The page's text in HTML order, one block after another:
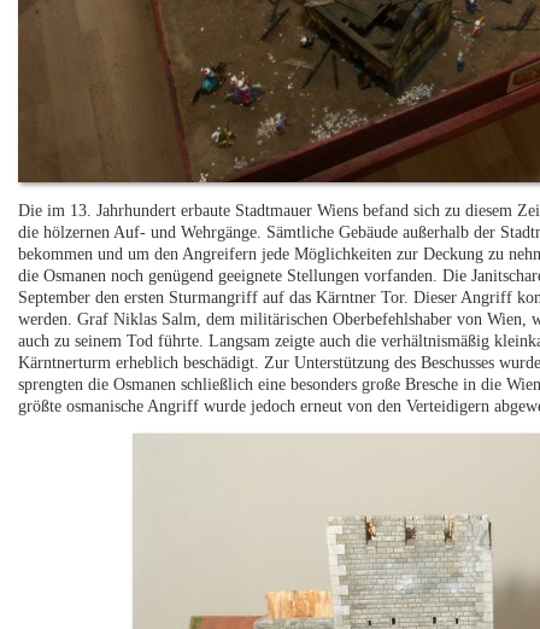
Die im 13. Jahrhundert erbaute Stadtmauer Wiens befand sich zu diesem
die hölzernen Auf- und Wehrgänge. Sämtliche Gebäude außerhalb der
bekommen und um den Angreifern jede Möglichkeiten zur Deckung zu
die Osmanen noch genügend geeignete Stellungen vorfanden. Die
September den ersten Sturmangriff auf das Kärntner Tor. Dieser Angriff
werden. Graf Niklas Salm, dem militärischen Oberbefehlshaber von Wien,
auch zu seinem Tod führte. Langsam zeigte auch die verhältnismäßig
Kärntnerturm erheblich beschädigt. Zur Unterstützung des Beschusses
sprengten die Osmanen schließlich eine besonders große Bresche in die
größte osmanische Angriff wurde jedoch erneut von den Verteidigern